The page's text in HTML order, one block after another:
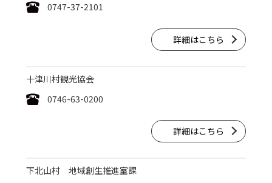
0747-37-2101
詳細はこちら
十津川村観光協会
0746-63-0200
詳細はこちら
下北山村 地域創生推進室課